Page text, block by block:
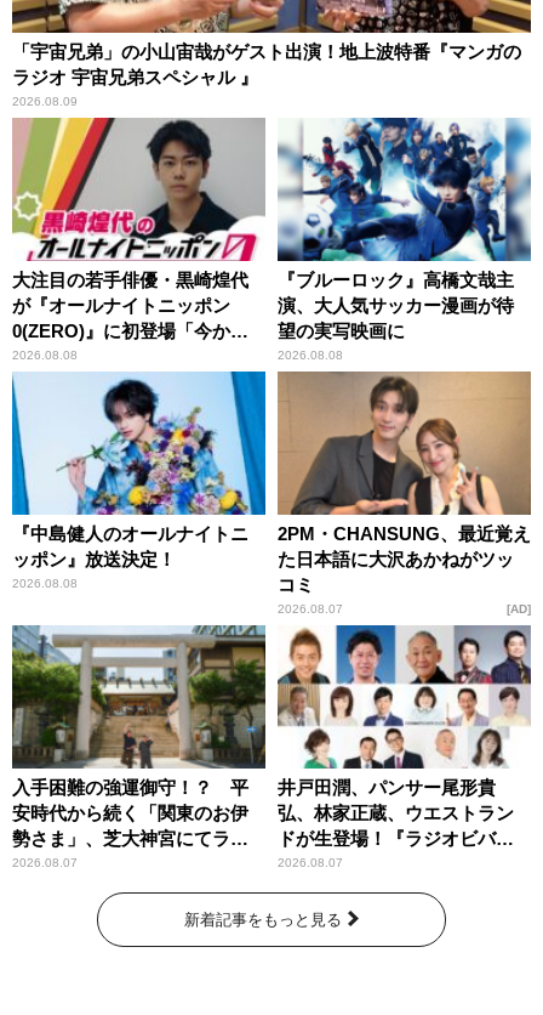
「宇宙兄弟」の小山宙哉がゲスト出演！地上波特番『マンガの
ラジオ 宇宙兄弟スペシャル 』
2026.08.09
大注目の若手俳優・黒崎煌代
が『オールナイトニッポン
0(ZERO)』に初登場「今から
とてもワクワクしておりま
す！」
2026.08.08
『ブルーロック』高橋文哉主
演、大人気サッカー漫画が待
望の実写映画に
2026.08.08
『中島健人のオールナイトニ
ッポン』放送決定！
2026.08.08
2PM・CHANSUNG、最近覚え
た日本語に大沢あかねがツッ
コミ
2026.08.07 AD
入手困難の強運御守！？ 平
安時代から続く「関東のお伊
勢さま」、芝大神宮にてラン
パンプスが合格祈願！
2026.08.07
井戸田潤、パンサー尾形貴
弘、林家正蔵、ウエストラン
ドが生登場！『ラジオビバリ
ー昼ズ』
2026.08.07
新着記事をもっと見る